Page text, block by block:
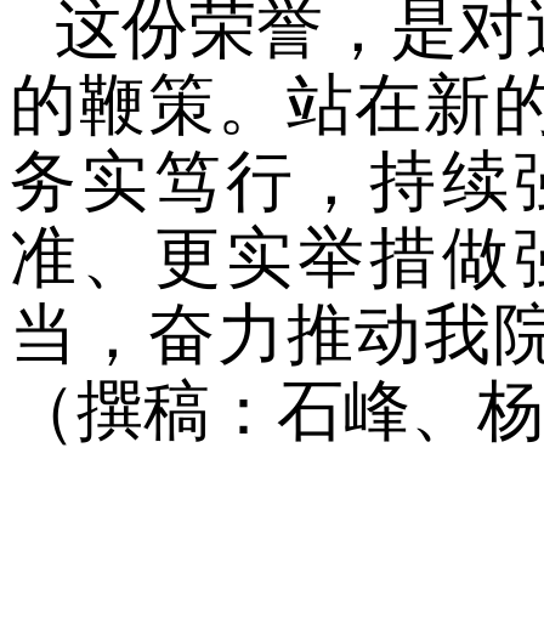
这份荣誉，是
的鞭策。站在新
务实笃行，持续
准、更实举措做
当，奋力推动我
（撰稿：石峰、